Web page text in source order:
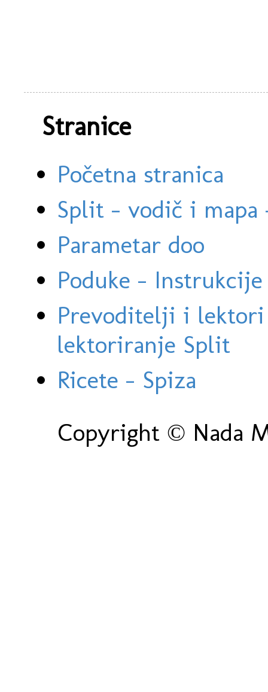
Stranice
Početna stranica
Split - vodič i
Parametar doo
Poduke -
Prevoditelji i
lektoriranje Split
Ricete - Spiza
Copyright © Nada